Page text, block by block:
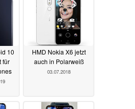
10
für
HMD Nokia X6 jetzt
auch in Polarweiß
03.07.2018